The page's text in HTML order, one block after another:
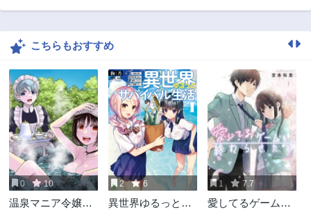
第97話 第96話
第95話
第93話
2ヶ月前
第92話
2ヶ月前
第91話
2ヶ月前
第90話
2ヶ月前
第89話
2ヶ月前
第88話
2ヶ月前
第87話
2ヶ月前
第86話
2ヶ月前
こちらもおすすめ
0 10
温泉マニア令嬢の
2 6
異世界ゆるっとサ
1 7.7
愛してるゲームを